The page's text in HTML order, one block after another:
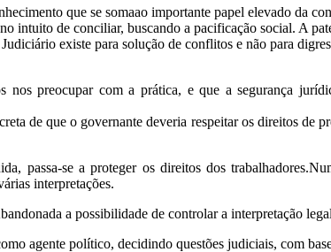
que se somaao importante papel elevado da
intuito de conciliar, buscando a pacificação social. A
existe para solução de conflitos e não para
preocupar com a prática, e que a segurança
de que o governante deveria respeitar os direitos de
passa-se a proteger os direitos dos
interpretações.
a possibilidade de controlar a interpretação
agente político, decidindo questões judiciais, com